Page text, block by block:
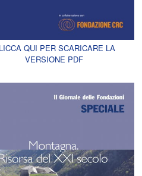
QUI PER SCARICARE LA
VERSIONE PDF